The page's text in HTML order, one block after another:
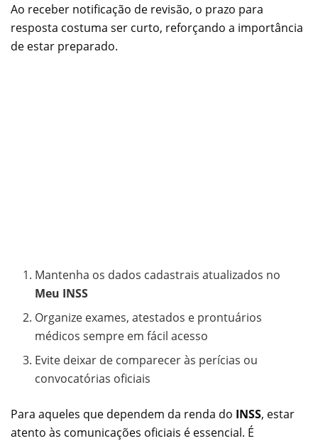
Ao receber notificação de revisão, o prazo para
resposta costuma ser curto, reforçando a importância
de estar preparado.
Mantenha os dados cadastrais atualizados no
Meu INSS
Organize exames, atestados e prontuários
médicos sempre em fácil acesso
Evite deixar de comparecer às perícias ou
convocatórias oficiais
Para aqueles que dependem da renda do INSS, estar
atento às comunicações oficiais é essencial. É